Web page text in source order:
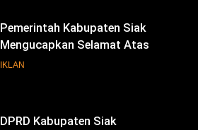
Pemerintah Kabupaten Siak
Mengucapkan Selamat Atas
Pengambilan Sumpah Jabatan
IKLAN
DPRD Kabupaten Siak